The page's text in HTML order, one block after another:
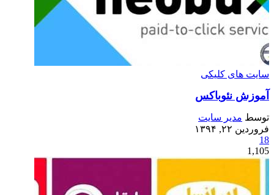
سایت های کلیکی
آموزش نئوباکس
توسط مدیر سایت
فروردین ۲۲, ۱۳۹۴
18
1,105